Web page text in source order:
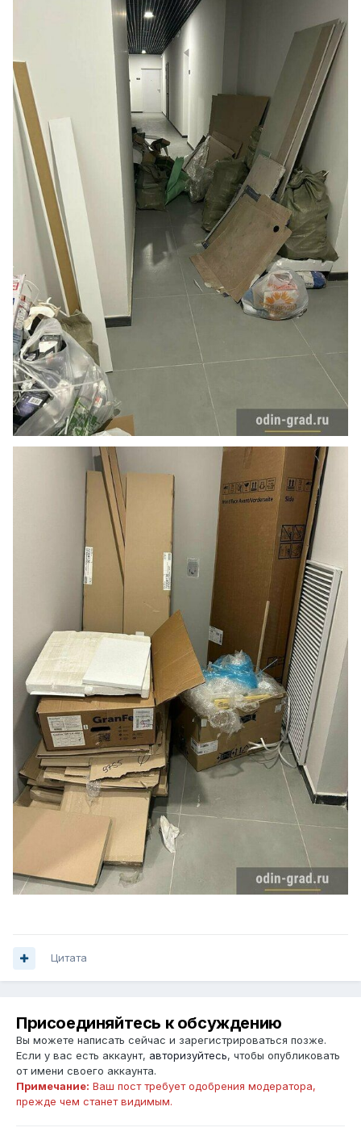
Цитата
Присоединяйтесь к обсуждению
Вы можете написать сейчас и зарегистрироваться позже.
Если у вас есть аккаунт, авторизуйтесь, чтобы опубликовать
от имени своего аккаунта.
Примечание: Ваш пост требует одобрения модератора,
прежде чем станет видимым.